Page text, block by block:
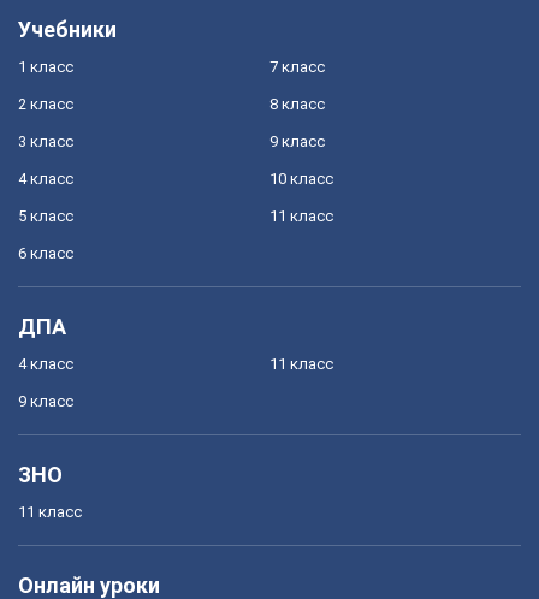
Учебники
1 класс
2 класс
3 класс
4 класс
5 класс
6 класс
7 класс
8 класс
9 класс
10 класс
11 класс
ДПА
4 класс
9 класс
11 класс
ЗНО
11 класс
Онлайн уроки